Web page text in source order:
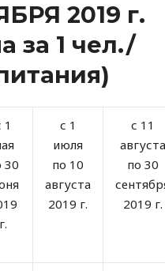
2019 г.
за 1 чел./
1
30
г.
с 1
июля
по 10
августа
2019 г.
с 11
августа
по 30
2019 г.